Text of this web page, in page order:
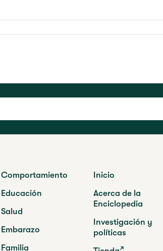
Comportamiento
Educación
Salud
Embarazo
Familia
Inicio
Acerca de la
Enciclopedia
Investigación y
políticas